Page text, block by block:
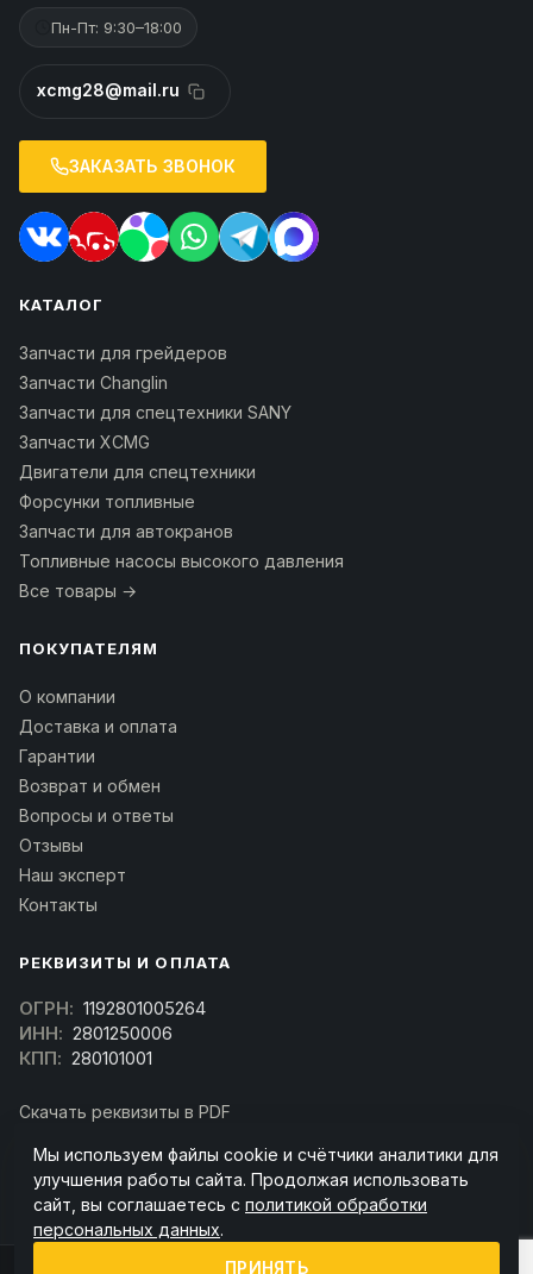
Пн-Пт: 9:30–18:00
xcmg28@mail.ru
ЗАКАЗАТЬ ЗВОНОК
КАТАЛОГ
Запчасти для грейдеров
Запчасти Changlin
Запчасти для спецтехники SANY
Запчасти XCMG
Двигатели для спецтехники
Форсунки топливные
Запчасти для автокранов
Топливные насосы высокого давления
Все товары →
ПОКУПАТЕЛЯМ
О компании
Доставка и оплата
Гарантии
Возврат и обмен
Вопросы и ответы
Отзывы
Наш эксперт
Контакты
РЕКВИЗИТЫ И ОПЛАТА
ОГРН: 1192801005264
ИНН: 2801250006
КПП: 280101001
Скачать реквизиты в PDF
(Скачать договор)
Мы используем файлы cookie и счётчики аналитики для
улучшения работы сайта. Продолжая использовать
сайт, вы соглашаетесь с политикой обработки
персональных данных.
ПРИНЯТЬ